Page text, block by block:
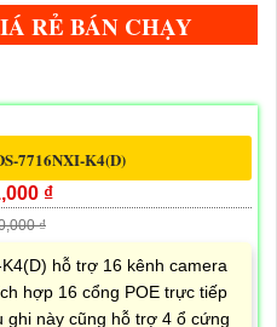
RẺ BÁN CHẠY
7716NXI-K4(D)
₫
₫
hỗ trợ 16 kênh camera
hợp 16 cổng POE trực tiếp
ghi này cũng hỗ trợ 4 ổ cứng